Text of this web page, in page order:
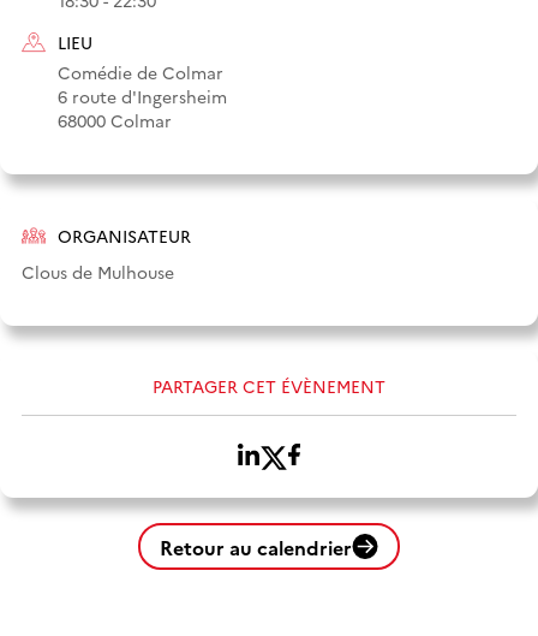
LIEU
Comédie de Colmar
6 route d'Ingersheim
68000 Colmar
ORGANISATEUR
Clous de Mulhouse
PARTAGER CET ÉVÈNEMENT
Retour au calendrier